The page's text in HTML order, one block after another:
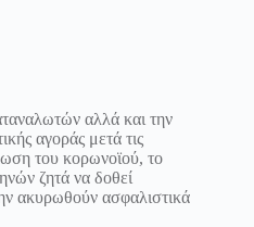
αλλά και την
αγοράς μετά τις
του κορωνοϊού, το
ζητά να δοθεί
ακυρωθούν ασφαλιστικά